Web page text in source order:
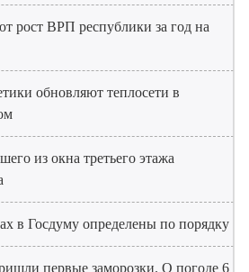
рост ВРП республики за год на
обновляют теплосети в
из окна третьего этажа
в Госдуму определены по порядку
первые заморозки. О погоде 6